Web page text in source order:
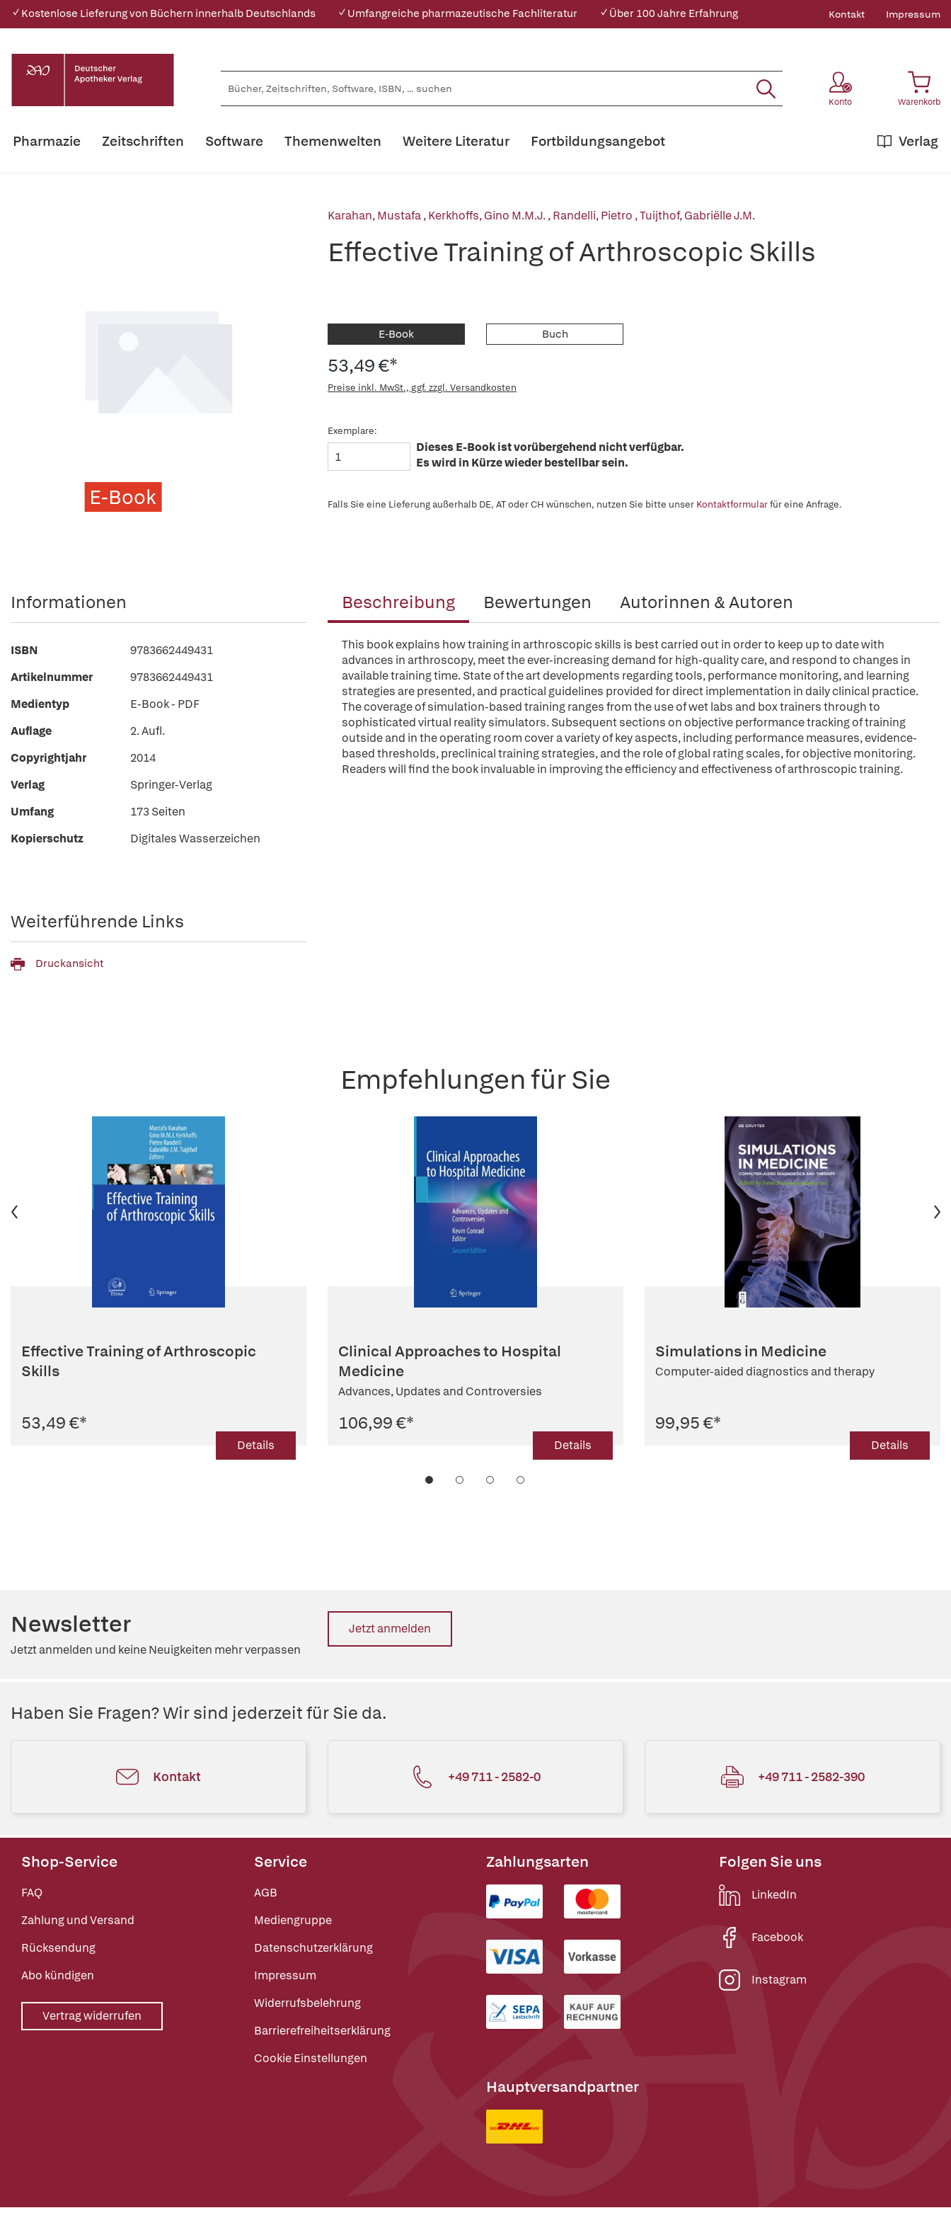
✓ Kostenlose Lieferung von Büchern innerhalb Deutschlands ✓ Umfangreiche pharmazeutische Fachliteratur ✓ Über 100 Jahre Erfahrung Kontakt Impressum
Konto Warenkorb
Pharmazie Zeitschriften Software Themenwelten Weitere Literatur Verlag
Fortbildungsangebot
E-Book
Karahan, Mustafa,Kerkhoffs, Gino M.M.J.,Randelli, Pietro ,Tuijthof, Gabriëlle J.M.
Effective Training of Arthroscopic Skills
E-Book Buch
53,49 €*
Preise inkl. MwSt., ggf. zzgl. Versandkosten
Exemplare:
Dieses E-Book ist vorübergehend nicht verfügbar.
Es wird in Kürze wieder bestellbar sein.
Falls Sie eine Lieferung außerhalb DE, AT oder CH wünschen, nutzen Sie bitte unser Kontaktformularfür eine Anfrage.
Beschreibung Bewertungen Autorinnen & Autoren
This book explains how training in arthroscopic skills is best carried out in order to keep up to date with
advances in arthroscopy, meet the ever-increasing demand for high-quality care, and respond to changes in
available training time. State of the art developments regarding tools, performance monitoring, and learning
strategies are presented, and practical guidelines provided for direct implementation in daily clinical practice.
The coverage of simulation-based training ranges from the use of wet labs and box trainers through to
sophisticated virtual reality simulators. Subsequent sections on objective performance tracking of training
outside and in the operating room cover a variety of key aspects, including performance measures, evidence-
based thresholds, preclinical training strategies, and the role of global rating scales, for objective monitoring.
Readers will find the book invaluable in improving the efficiency and effectiveness of arthroscopic training.
Informationen
ISBN
9783662449431
Artikelnummer
9783662449431
Medientyp
E-Book - PDF
Auflage
2. Aufl.
Copyrightjahr
2014
Verlag
Springer-Verlag
Umfang
173 Seiten
Kopierschutz
Digitales Wasserzeichen
Weiterführende Links
Druckansicht
Empfehlungen für Sie
Effective Training of Arthroscopic
Skills
53,49 €*
Details
Clinical Approaches to Hospital
Medicine
Advances, Updates and Controversies
106,99 €*
Details
Simulations in Medicine
Computer-aided diagnostics and therapy
99,95 €*
Details
Newsletter
Jetzt anmelden und keine Neuigkeiten mehr verpassen
Jetzt anmelden
Haben Sie Fragen? Wir sind jederzeit für Sie da.
Kontakt +49 711 - 2582-0 +49 711 - 2582-390
Shop-Service
FAQ
Zahlung und Versand
Rücksendung
Abo kündigen
Vertrag widerrufen
Service
AGB
Mediengruppe
Datenschutzerklärung
Impressum
Widerrufsbelehrung
Barrierefreiheitserklärung
Cookie Einstellungen
Zahlungsarten
Hauptversandpartner
Folgen Sie uns
LinkedIn
Facebook
Instagram